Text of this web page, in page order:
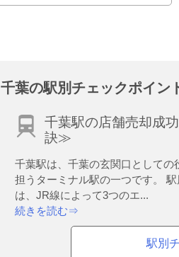
千葉の駅別チェックポイン
千葉駅の店舗売却成
訣≫
千葉駅は、千葉の玄関口としての
担うターミナル駅の一つです。 駅
は、JR線によって3つのエ...
続きを読む⇒
駅別